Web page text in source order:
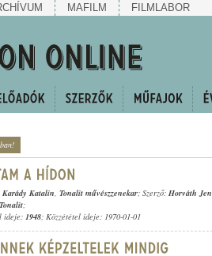
MAFILM FILMLABOR
Karády Katalin, Tonalit művészzenekar; Szerző: Horváth
Tonalit;
ideje: 1948; Közzététel ideje: 1970-01-01